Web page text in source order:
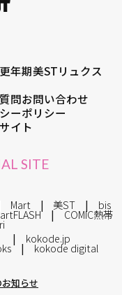
更年期美STリュクス
問お問い合わせ
ーポリシー
イト
SITE
Mart 美ST bis
COMIC熱帯
kokode.jp
kokode digital
知らせ